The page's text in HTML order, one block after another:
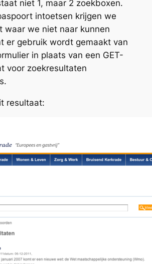
niet 1, maar 2 zoekboxen.
intoetsen krijgen we
waar we niet naar kunnen
er gebruik wordt gemaakt van
in plaats van een GET-
voor zoekresultaten
resultaat: